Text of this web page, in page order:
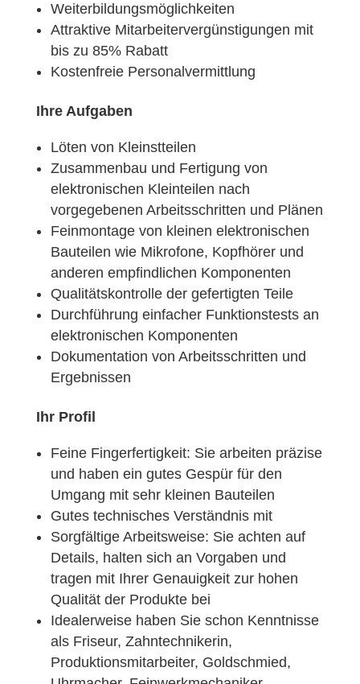
Weiterbildungsmöglichkeiten
Attraktive Mitarbeitervergünstigungen mit
bis zu 85% Rabatt
Kostenfreie Personalvermittlung
Ihre Aufgaben
Löten von Kleinstteilen
Zusammenbau und Fertigung von
elektronischen Kleinteilen nach
vorgegebenen Arbeitsschritten und Plänen
Feinmontage von kleinen elektronischen
Bauteilen wie Mikrofone, Kopfhörer und
anderen empfindlichen Komponenten
Qualitätskontrolle der gefertigten Teile
Durchführung einfacher Funktionstests an
elektronischen Komponenten
Dokumentation von Arbeitsschritten und
Ergebnissen
Ihr Profil
Feine Fingerfertigkeit: Sie arbeiten präzise
und haben ein gutes Gespür für den
Umgang mit sehr kleinen Bauteilen
Gutes technisches Verständnis mit
Sorgfältige Arbeitsweise: Sie achten auf
Details, halten sich an Vorgaben und
tragen mit Ihrer Genauigkeit zur hohen
Qualität der Produkte bei
Idealerweise haben Sie schon Kenntnisse
als Friseur, Zahntechnikerin,
Produktionsmitarbeiter, Goldschmied,